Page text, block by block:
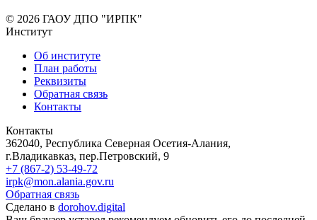
© 2026 ГАОУ ДПО "ИРПК"
Институт
Об институте
План работы
Реквизиты
Обратная связь
Контакты
Контакты
362040, Республика Северная Осетия-Алания,
г.Владикавказ, пер.Петровский, 9
+7 (867-2) 53-49-72
irpk@mon.alania.gov.ru
Обратная связь
Сделано в dorohov.digital